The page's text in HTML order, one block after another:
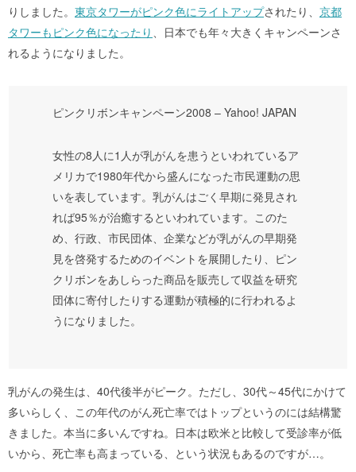
りしました。 東京タワーがピンク色にライトアップされたり、 京都
タワーもピンク色になったり 、日本でも年々大きくキャンペーンさ
れるようになりました。
ピンクリボンキャンペーン2008 – Yahoo! JAPAN
女性の8人に1人が乳がんを患うといわれているア
メリカで1980年代から盛んになった市民運動の思
いを表しています。乳がんはごく早期に発見され
れば95％が治癒するといわれています。このた
め、行政、市民団体、企業などが乳がんの早期発
見を啓発するためのイベントを展開したり、ピン
クリボンをあしらった商品を販売して収益を研究
団体に寄付したりする運動が積極的に行われるよ
うになりました。
乳がんの発生は、40代後半がピーク。ただし、30代～45代にかけて
多いらしく、この年代のがん死亡率ではトップというのには結構驚
きました。本当に多いんですね。日本は欧米と比較して受診率が低
いから、死亡率も高まっている、という状況もあるのですが…。